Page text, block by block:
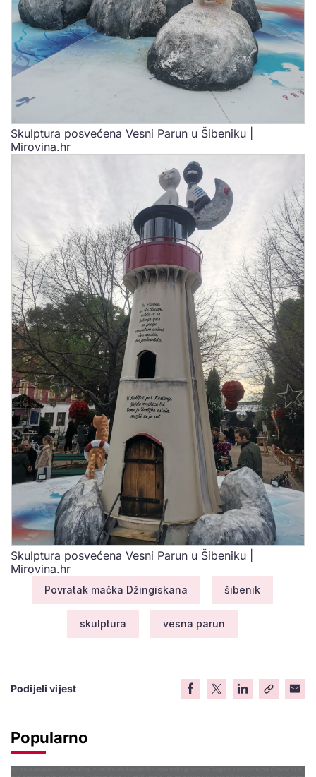
Skulptura posvećena Vesni Parun u Šibeniku |
Mirovina.hr
Skulptura posvećena Vesni Parun u Šibeniku |
Mirovina.hr
Povratak mačka Džingiskana šibenik
skulptura vesna parun
Podijeli vijest
Popularno